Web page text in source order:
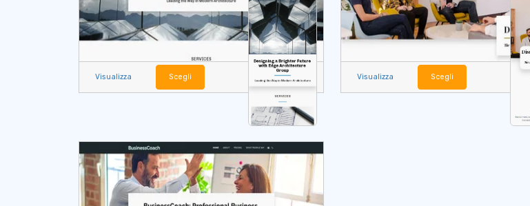
Visualizza Scegli Visualizza Scegli